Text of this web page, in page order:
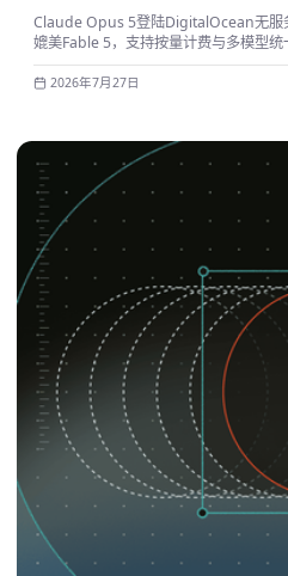
Claude Opus 5登陆DigitalOcean无服
媲美Fable 5，支持按量计费与多模型统
2026年7月27日